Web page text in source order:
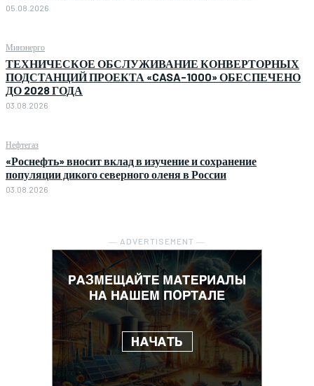
05.08.2026
Минэнерго
ТЕХНИЧЕСКОЕ ОБСЛУЖИВАНИЕ КОНВЕРТОРНЫХ
ПОДСТАНЦИЙ ПРОЕКТА «CASA-1000» ОБЕСПЕЧЕНО
ДО 2028 ГОДА
03.08.2026
Нефтегаз
«Роснефть» вносит вклад в изучение и сохранение
популяции дикого северного оленя в России
03.08.2026
― ADVERTISEMENT ―